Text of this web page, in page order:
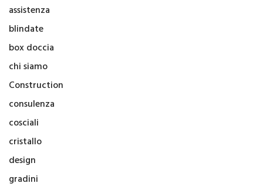
assistenza
blindate
box doccia
chi siamo
Construction
consulenza
cosciali
cristallo
design
gradini